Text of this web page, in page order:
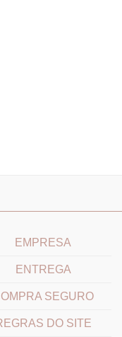
EMPRESA
ENTREGA
SEGURO
DO SITE